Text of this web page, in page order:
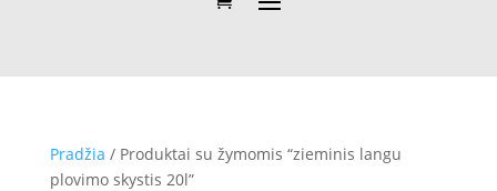
Pradžia / Produktai su žymomis “zieminis langu
plovimo skystis 20l”